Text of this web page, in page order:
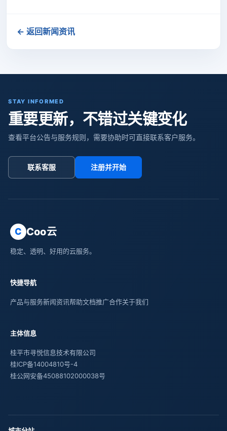
← 返回新闻资讯
STAY INFORMED
重要更新，不错过关键变化
查看平台公告与服务规则，需要协助时可直接联系客户服务。
联系客服 注册并开始
C Coo云
稳定、透明、好用的云服务。
快捷导航
产品与服务新闻资讯帮助文档推广合作关于我们
主体信息
桂平市寻悦信息技术有限公司
桂ICP备14004810号-4
桂公网安备45088102000038号